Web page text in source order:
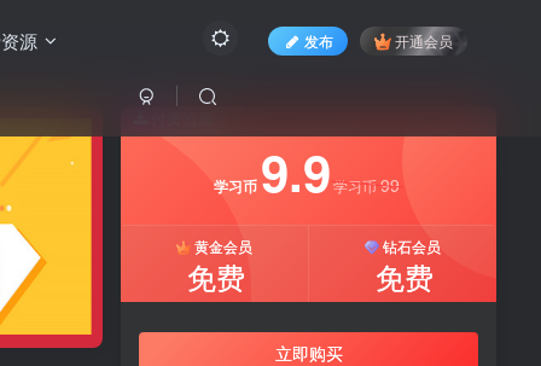
源 发布 开通会员
学习币 9.9学习币99
黄金会员
免费
钻石会员
免费
立即购买